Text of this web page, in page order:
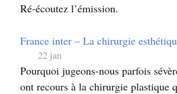
Ré-écoutez l’émission.
France inter – La chirurgie
22 jan
Pourquoi jugeons-nous parfois
ont recours à la chirurgie plastique